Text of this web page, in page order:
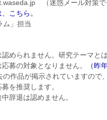
（迷惑メール対策で
こちら。
ム」担当
められません。研究テーマと
募の対象となりません。
（昨
作品が掲示されていますので
を推奨します。
辞退は認めません。